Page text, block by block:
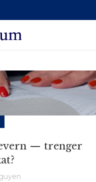
— trenger